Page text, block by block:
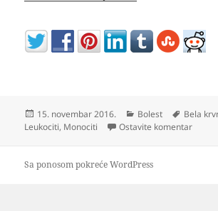
Objavljeno
15. novembar 2016. Kategorije
Bolest Oznake
Bela
Leukociti, Monociti Ostavite komentarna
Sa ponosom pokreće WordPress